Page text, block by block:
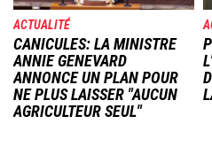
ACTUALITÉ
CANICULES: LA MINISTRE
ANNIE GENEVARD
ANNONCE UN PLAN POUR
NE PLUS LAISSER "AUCUN
AGRICULTEUR SEUL"